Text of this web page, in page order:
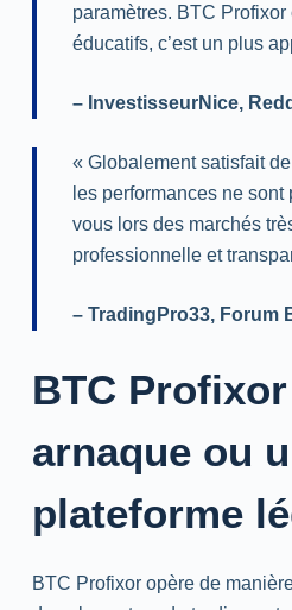
paramètres. BTC
éducatifs, c’est un plus
– InvestisseurNice,
« Globalement satisfait
les performances ne
vous lors des marchés
professionnelle et
– TradingPro33, Forum
BTC
arnaque ou
plateforme
BTC Profixor opère de